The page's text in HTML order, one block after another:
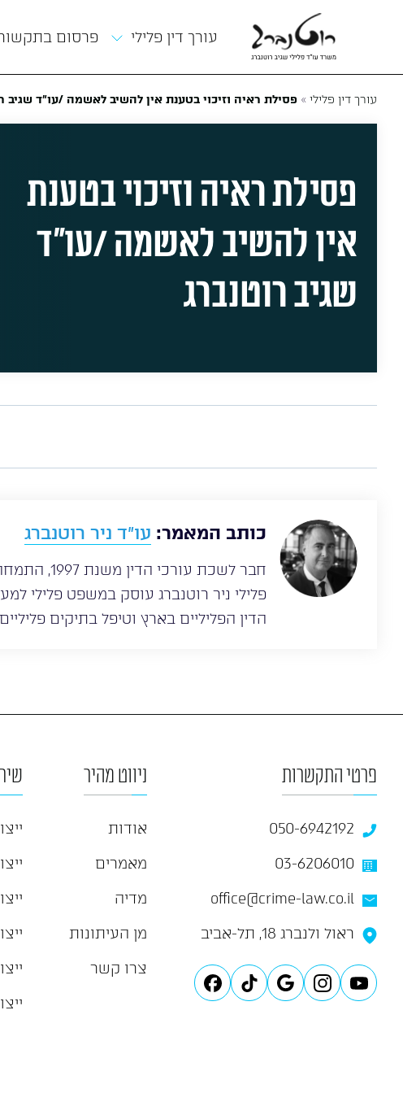
עורך דין פלילי פרסום
עורך דין פלילי » פסילת ראיה וזיכוי בטענת אין להשיב לאשמה /עו״ד שגיב
פסילת ראיה וזיכוי בטענת
אין להשיב לאשמה /עו״ד
שגיב רוטנברג
כותב המאמר: עו”ד ניר רוטנברג
חבר לשכת
הדין הפליליים בארץ וטיפל בתיקים
פרטי התקשרות
050-6942192
03-6206010
office@crime-law.co.il
ראול ולנברג 18, תל-אביב
ניווט מהיר
אודות
מאמרים
מדיה
מן העיתונות
צרו קשר